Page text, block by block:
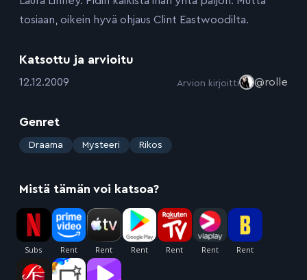
tosiaan, oikein hyvä ohjaus Clint Eastwoodilta.
Katsottu ja arvioitu
:12.12.2009 Arvion kirjoitti @rolle
Genret
: Draama Mysteeri Rikos
Mistä tämän voi katsoa?